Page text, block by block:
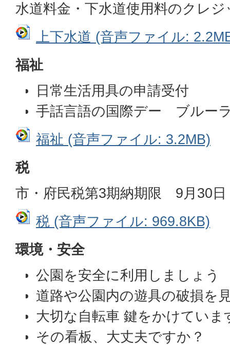
水道料金・下水道使用料のクレ
上下水道 (音声ファイル:
福祉
日常生活用具の申請受付
手話言語の国際デー ブルー
福祉 (音声ファイル: 3.2MB)
税
市・府民税第3期納期限 9月30日
税 (音声ファイル: 969.8KB)
環境・安全
公園を安全に利用しましょう
道路や公園内の遊具の破損を
大切な自転車 鍵をかけていま
その看板、大丈夫ですか？